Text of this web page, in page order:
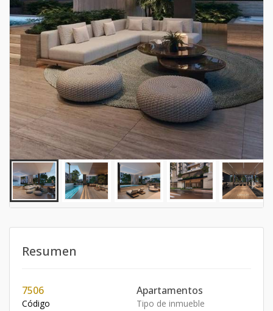
Resumen
7506
Código
Apartamentos
Tipo de inmueble